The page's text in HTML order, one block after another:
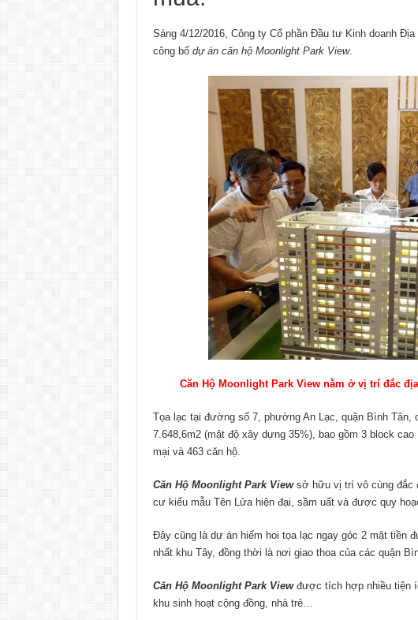
Sáng 4/12/2016, Công ty Cổ phần Đầu tư Kinh doanh
công bố dự án căn hộ Moonlight Park View.
Căn Hộ Moonlight Park View nằm ở vị trí đắc
Tọa lạc tại đường số 7, phường An Lạc, quận Bình
7.648,6m2 (mật độ xây dựng 35%), bao gồm 3 block
mại và 463 căn hộ.
Căn Hộ Moonlight Park Viewsở hữu vị trí vô cùng đắc
cư kiểu mẫu Tên Lửa hiện đại, sầm uất và được quy
Đây cũng là dự án hiếm hoi tọa lạc ngay góc 2 mặt tiền
nhất khu Tây, đồng thời là nơi giao thoa của các quận
Căn Hộ Moonlight Park Viewđược tích hợp nhiều tiện
khu sinh hoạt cộng đồng, nhà trẻ…